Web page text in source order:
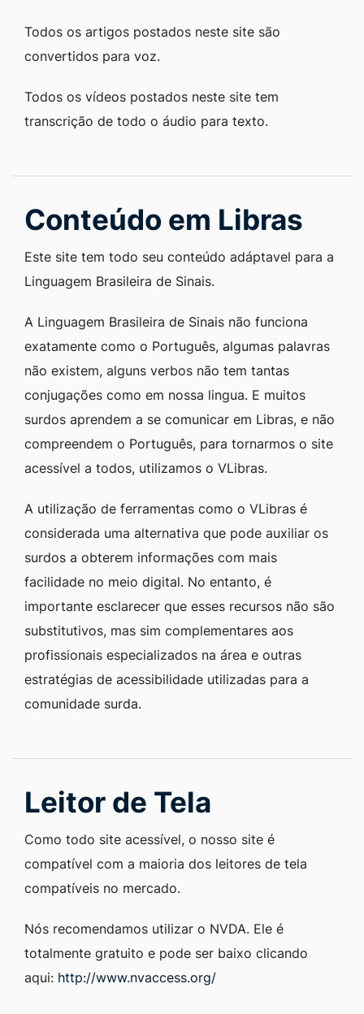
Todos os artigos postados neste site são
convertidos para voz.
Todos os vídeos postados neste site tem
transcrição de todo o áudio para texto.
Conteúdo em Libras
Este site tem todo seu conteúdo adáptavel para a
Linguagem Brasileira de Sinais.
A Linguagem Brasileira de Sinais não funciona
exatamente como o Português, algumas palavras
não existem, alguns verbos não tem tantas
conjugações como em nossa lingua. E muitos
surdos aprendem a se comunicar em Libras, e não
compreendem o Português, para tornarmos o site
acessível a todos, utilizamos o VLibras.
A utilização de ferramentas como o VLibras é
considerada uma alternativa que pode auxiliar os
surdos a obterem informações com mais
facilidade no meio digital. No entanto, é
importante esclarecer que esses recursos não são
substitutivos, mas sim complementares aos
profissionais especializados na área e outras
estratégias de acessibilidade utilizadas para a
comunidade surda.
Leitor de Tela
Como todo site acessível, o nosso site é
compatível com a maioria dos leitores de tela
compatíveis no mercado.
Nós recomendamos utilizar o NVDA. Ele é
totalmente gratuito e pode ser baixo clicando
aqui: http://www.nvaccess.org/